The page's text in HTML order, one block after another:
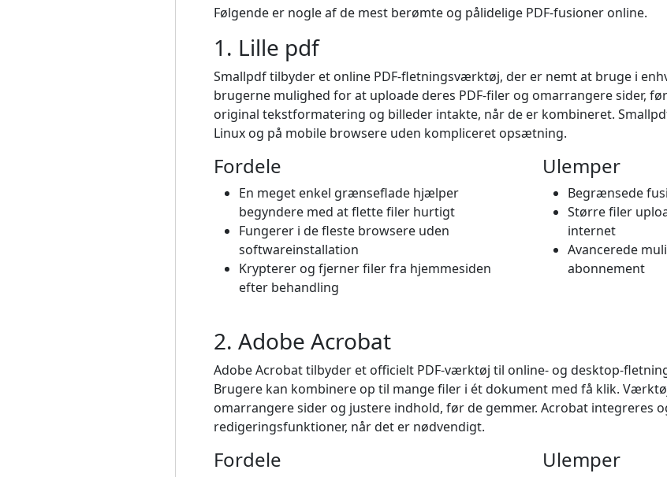
Følgende er nogle af de mest berømte og pålidelige PDF-fusioner online.
1. Lille pdf
Smallpdf tilbyder et online PDF-fletningsværktøj, der er nemt at bruge i
brugerne mulighed for at uploade deres PDF-filer og omarrangere sider,
original tekstformatering og billeder intakte, når de er kombineret.
Linux og på mobile browsere uden kompliceret opsætning.
Fordele
En meget enkel grænseflade hjælper
begyndere med at flette filer hurtigt
Fungerer i de fleste browsere uden
softwareinstallation
Krypterer og fjerner filer fra hjemmesiden
efter behandling
Ulemper
Begrænsede
Større filer
internet
Avancerede
abonnement
2. Adobe Acrobat
Adobe Acrobat tilbyder et officielt PDF-værktøj til online- og desktop-
Brugere kan kombinere op til mange filer i ét dokument med få klik.
omarrangere sider og justere indhold, før de gemmer. Acrobat integreres
redigeringsfunktioner, når det er nødvendigt.
Fordele Ulemper